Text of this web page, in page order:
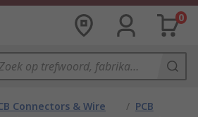
0
Connectors & Wire
/ PCB